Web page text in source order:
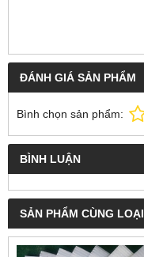
ĐÁNH GIÁ SẢN PHẨM
Bình chọn sản phẩm:
BÌNH LUẬN
SẢN PHẨM CÙNG LOẠI